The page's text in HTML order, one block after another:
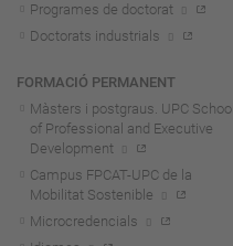
Programes de doctorat
Doctorats industrials
FORMACIÓ PERMANENT
Màsters i postgraus. UPC School
of Professional and Executive
Development
Campus FPCAT-UPC de la
Mobilitat Sostenible
Microcredencials